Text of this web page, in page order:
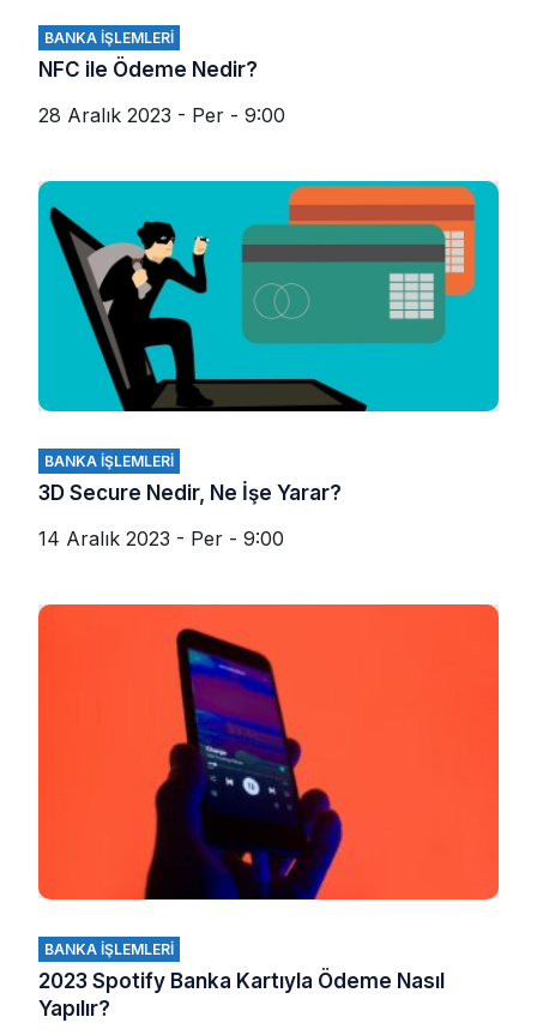
BANKA İŞLEMLERI
NFC ile Ödeme Nedir?
28 Aralık 2023 - Per - 9:00
BANKA İŞLEMLERI
3D Secure Nedir, Ne İşe Yarar?
14 Aralık 2023 - Per - 9:00
BANKA İŞLEMLERI
2023 Spotify Banka Kartıyla Ödeme Nasıl
Yapılır?